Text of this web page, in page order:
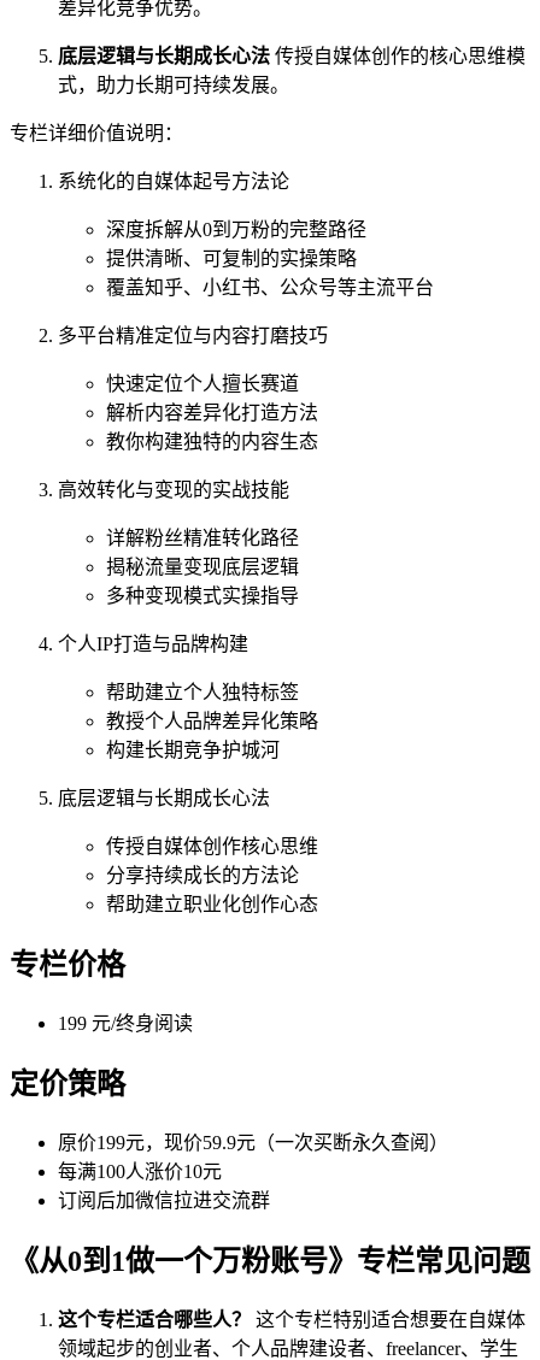
差异化竞争优势。
底层逻辑与长期成长心法 传授自媒体创作的核心思维模
式，助力长期可持续发展。
专栏详细价值说明：
系统化的自媒体起号方法论
深度拆解从0到万粉的完整路径
提供清晰、可复制的实操策略
覆盖知乎、小红书、公众号等主流平台
多平台精准定位与内容打磨技巧
快速定位个人擅长赛道
解析内容差异化打造方法
教你构建独特的内容生态
高效转化与变现的实战技能
详解粉丝精准转化路径
揭秘流量变现底层逻辑
多种变现模式实操指导
个人IP打造与品牌构建
帮助建立个人独特标签
教授个人品牌差异化策略
构建长期竞争护城河
底层逻辑与长期成长心法
传授自媒体创作核心思维
分享持续成长的方法论
帮助建立职业化创作心态
专栏价格
199 元/终身阅读
定价策略
原价199元，现价59.9元（一次买断永久查阅）
每满100人涨价10元
订阅后加微信拉进交流群
《从0到1做一个万粉账号》专栏常见问题
这个专栏适合哪些人？
这个专栏特别适合想要在自媒体
领域起步的创业者、个人品牌建设者、freelancer、学生